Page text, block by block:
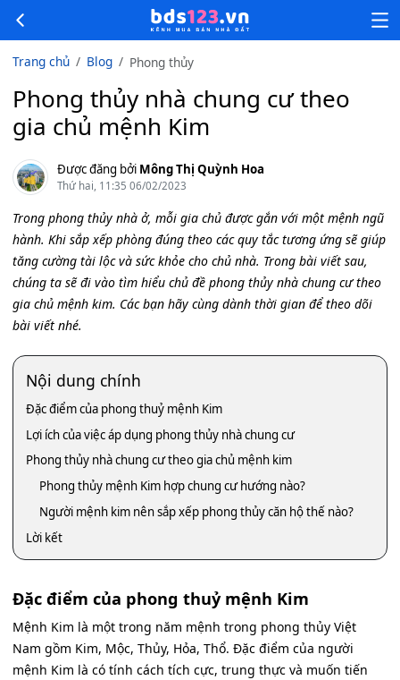
Trang chủ Blog Phong thủy
Phong thủy nhà chung cư theo
gia chủ mệnh Kim
Được đăng bởi Mông Thị Quỳnh Hoa
Thứ hai, 11:35 06/02/2023
Trong phong thủy nhà ở, mỗi gia chủ được gắn với một mệnh ngũ
hành. Khi sắp xếp phòng đúng theo các quy tắc tương ứng sẽ giúp
tăng cường tài lộc và sức khỏe cho chủ nhà. Trong bài viết sau,
chúng ta sẽ đi vào tìm hiểu chủ đề phong thủy nhà chung cư theo
gia chủ mệnh kim. Các bạn hãy cùng dành thời gian để theo dõi
bài viết nhé.
Nội dung chính
Đặc điểm của phong thuỷ mệnh Kim
Lợi ích của việc áp dụng phong thủy nhà chung cư
Phong thủy nhà chung cư theo gia chủ mệnh kim
Phong thủy mệnh Kim hợp chung cư hướng nào?
Người mệnh kim nên sắp xếp phong thủy căn hộ thế nào?
Lời kết
Đặc điểm của phong thuỷ mệnh Kim
Mệnh Kim là một trong năm mệnh trong phong thủy Việt
Nam gồm Kim, Mộc, Thủy, Hỏa, Thổ. Đặc điểm của người
mệnh Kim là có tính cách tích cực, trung thực và muốn tiến